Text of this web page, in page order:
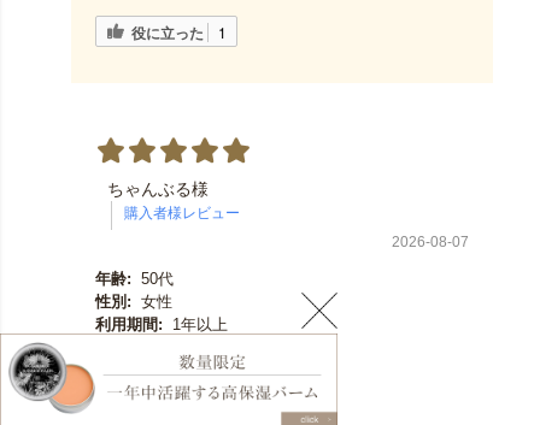
役に立った 1
ちゃんぶる様
2026-08-07
年齢: 50代
性別: 女性
利用期間:
1年以上
肌にしっとりなじみます
もちもちな肌になります。